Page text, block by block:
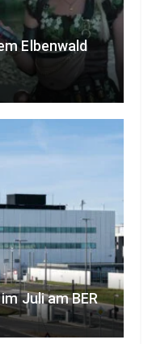
Elbenwald
Juli am BER